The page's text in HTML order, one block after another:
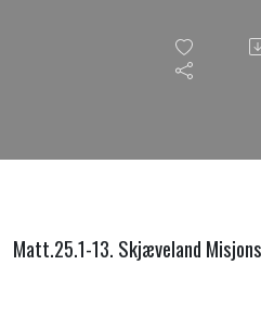
om
fem
Matt.25.1-13. Skjæveland